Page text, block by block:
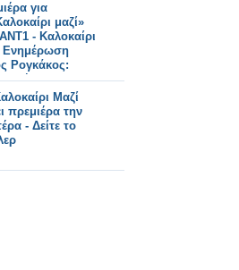
για
μαζί»
- Καλοκαίρι
Ενημέρωση
Ρογκάκος:
του
είναι να
την
Μαζί
πρεμιέρα την
- Δείτε το